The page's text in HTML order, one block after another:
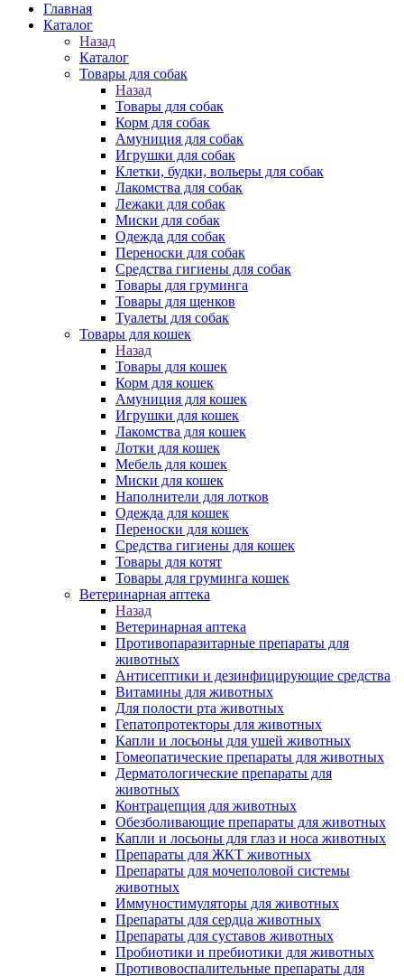
Главная
Каталог
Назад
Каталог
Товары для собак
Назад
Товары для собак
Корм для собак
Амуниция для собак
Игрушки для собак
Клетки, будки, вольеры для собак
Лакомства для собак
Лежаки для собак
Миски для собак
Одежда для собак
Переноски для собак
Средства гигиены для собак
Товары для груминга
Товары для щенков
Туалеты для собак
Товары для кошек
Назад
Товары для кошек
Корм для кошек
Амуниция для кошек
Игрушки для кошек
Лакомства для кошек
Лотки для кошек
Мебель для кошек
Миски для кошек
Наполнители для лотков
Одежда для кошек
Переноски для кошек
Средства гигиены для кошек
Товары для котят
Товары для груминга кошек
Ветеринарная аптека
Назад
Ветеринарная аптека
Противопаразитарные препараты для
животных
Антисептики и дезинфицирующие средства
Витамины для животных
Для полости рта животных
Гепатопротекторы для животных
Капли и лосьоны для ушей животных
Гомеопатические препараты для животных
Дерматологические препараты для
животных
Контрацепция для животных
Обезболивающие препараты для животных
Капли и лосьоны для глаз и носа животных
Препараты для ЖКТ животных
Препараты для мочеполовой системы
животных
Иммуностимуляторы для животных
Препараты для сердца животных
Препараты для суставов животных
Пробиотики и пребиотики для животных
Противовоспалительные препараты для